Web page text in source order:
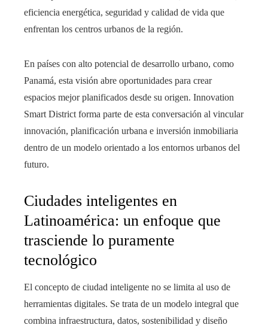
eficiencia energética, seguridad y calidad de vida que
enfrentan los centros urbanos de la región.
En países con alto potencial de desarrollo urbano, como
Panamá, esta visión abre oportunidades para crear
espacios mejor planificados desde su origen. Innovation
Smart District forma parte de esta conversación al vincular
innovación, planificación urbana e inversión inmobiliaria
dentro de un modelo orientado a los entornos urbanos del
futuro.
Ciudades inteligentes en
Latinoamérica: un enfoque que
trasciende lo puramente
tecnológico
El concepto de ciudad inteligente no se limita al uso de
herramientas digitales. Se trata de un modelo integral que
combina infraestructura, datos, sostenibilidad y diseño